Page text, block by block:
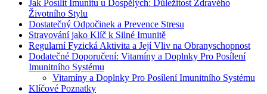
Jak Posílit Imunitu u Dospělých: Důležitost Zdravého
Životního Stylu
Dostatečný Odpočinek a Prevence Stresu
Stravování jako Klíč k Silné Imunitě
Regularní Fyzická Aktivita a Její Vliv na Obranyschopnost
Dodatečné Doporučení: Vitamíny a Doplnky Pro Posílení
Imunitního Systému
Vitamíny a Doplnky Pro Posílení Imunitního Systému
Klíčové Poznatky